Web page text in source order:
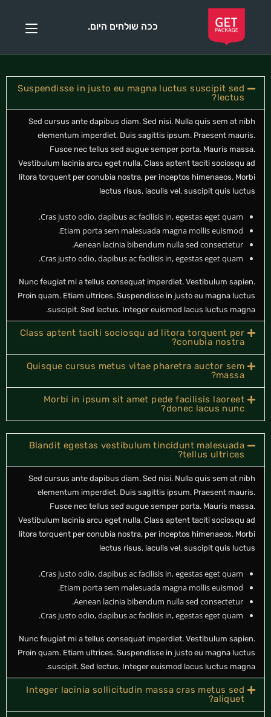
ככה שולחים היום.
Suspendisse in justo eu magna luctus suscipit sed
lectus?
Sed cursus ante dapibus diam. Sed nisi. Nulla quis sem at nibh
elementum imperdiet. Duis sagittis ipsum. Praesent mauris.
Fusce nec tellus sed augue semper porta. Mauris massa.
Vestibulum lacinia arcu eget nulla. Class aptent taciti sociosqu ad
litora torquent per conubia nostra, per inceptos himenaeos. Morbi
lectus risus, iaculis vel, suscipit quis luctus
Cras justo odio, dapibus ac facilisis in, egestas eget quam.
Etiam porta sem malesuada magna mollis euismod.
Aenean lacinia bibendum nulla sed consectetur.
Cras justo odio, dapibus ac facilisis in, egestas eget quam.
Nunc feugiat mi a tellus consequat imperdiet. Vestibulum sapien.
Proin quam. Etiam ultrices. Suspendisse in justo eu magna luctus
suscipit. Sed lectus. Integer euismod lacus luctus magna.
Class aptent taciti sociosqu ad litora torquent per
conubia nostra?
Quisque cursus metus vitae pharetra auctor sem
massa?
Morbi in ipsum sit amet pede facilisis laoreet
donec lacus nunc?
Blandit egestas vestibulum tincidunt malesuada
tellus ultrices?
Sed cursus ante dapibus diam. Sed nisi. Nulla quis sem at nibh
elementum imperdiet. Duis sagittis ipsum. Praesent mauris.
Fusce nec tellus sed augue semper porta. Mauris massa.
Vestibulum lacinia arcu eget nulla. Class aptent taciti sociosqu ad
litora torquent per conubia nostra, per inceptos himenaeos. Morbi
lectus risus, iaculis vel, suscipit quis luctus
Cras justo odio, dapibus ac facilisis in, egestas eget quam.
Etiam porta sem malesuada magna mollis euismod.
Aenean lacinia bibendum nulla sed consectetur.
Cras justo odio, dapibus ac facilisis in, egestas eget quam.
Nunc feugiat mi a tellus consequat imperdiet. Vestibulum sapien.
Proin quam. Etiam ultrices. Suspendisse in justo eu magna luctus
suscipit. Sed lectus. Integer euismod lacus luctus magna.
Integer lacinia sollicitudin massa cras metus sed
aliquet?